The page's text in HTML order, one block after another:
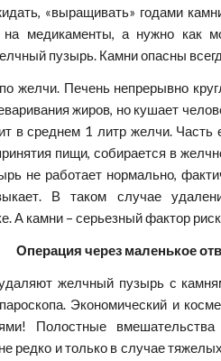
«выращивать» годами
на медикаменты, а нужно как
пузырь. Камни опасны
желчи. Печень непрерывно
жиров, но кушает
в среднем 1 литр желчи. Часть
пищи, собирается в
не работает нормально,
В таком случае
А камни – серьезный фактор
Операция через маленькое
желчный пузырь с
Экономический и
Полостные
редко и только в случае